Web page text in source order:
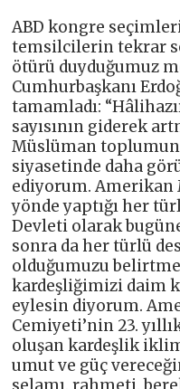
ABD kongre
temsilcilerin tekrar
ötürü duyduğumuz
Cumhurbaşkanı
tamamladı:
sayısının giderek
Müslüman
siyasetinde daha
ediyorum.
yönde yaptığı her
Devleti olarak
sonra da her türlü
olduğumuzu
kardeşliğimizi daim
eylesin diyorum.
Cemiyeti’nin 23.
oluşan kardeşlik
umut ve güç